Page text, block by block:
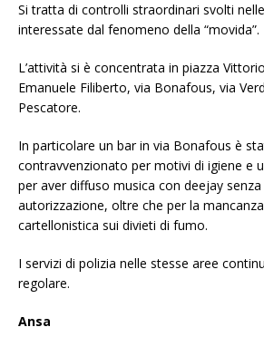
Si tratta di controlli straordinari svolti
interessate dal fenomeno della “movida”.
L’attività si è concentrata in piazza
Emanuele Filiberto, via Bonafous, via
Pescatore.
In particolare un bar in via Bonafous è
contravvenzionato per motivi di igiene e
per aver diffuso musica con deejay
autorizzazione, oltre che per la mancanza
cartellonistica sui divieti di fumo.
I servizi di polizia nelle stesse aree
regolare.
Ansa